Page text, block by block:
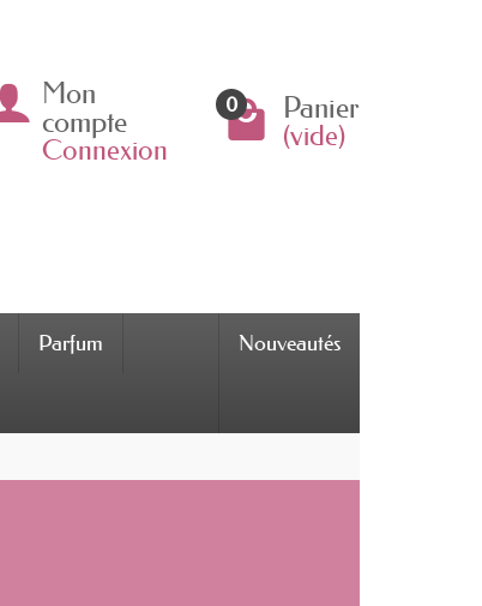
Mon
compte
Connexion
0 Panier
(vide)
Parfum Nouveautés